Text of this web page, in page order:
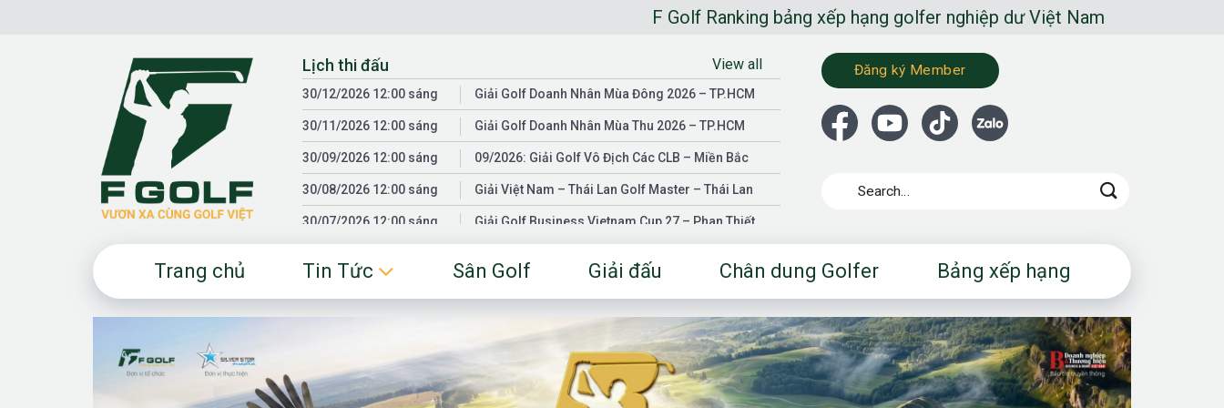
F Golf Ranking bảng xếp hạng golfer nghiệp dư Việt Nam
Lịch thi đấu View all
30/12/2026 12:00 sáng Giải Golf Doanh Nhân Mùa Đông 2026 – TP.HCM
30/11/2026 12:00 sáng Giải Golf Doanh Nhân Mùa Thu 2026 – TP.HCM
30/09/2026 12:00 sáng 09/2026: Giải Golf Vô Địch Các CLB – Miền Bắc
30/08/2026 12:00 sáng Giải Việt Nam – Thái Lan Golf Master – Thái Lan
30/07/2026 12:00 sáng Giải Golf Business Vietnam Cup 27 – Phan Thiết
30/01/2026 12:00 sáng
Fgolf Open Championship – Tây Ninh
18/04/2025 12:00 sáng Golf Business Vietnam Cup 25
Đăng ký Member
Trang chủ Tin Tức Sân Golf Giải đấu Chân dung Golfer Bảng xếp hạng